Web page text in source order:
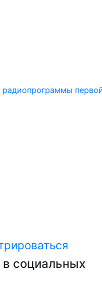
радиопрограммы
социальных